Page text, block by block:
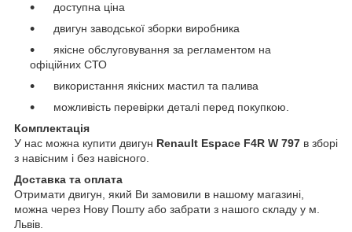
доступна ціна
двигун заводської зборки виробника
якісне обслуговування за регламентом на
офіційних СТО
використання якісних мастил та палива
можливість перевірки деталі перед покупкою.
Комплектація
У нас можна купити двигун Renault Espace F4R W 797 в зборі
з навісним і без навісного.
Доставка та оплата
Отримати двигун, який Ви замовили в нашому магазині,
можна через Нову Пошту або забрати з нашого складу у м.
Львів.